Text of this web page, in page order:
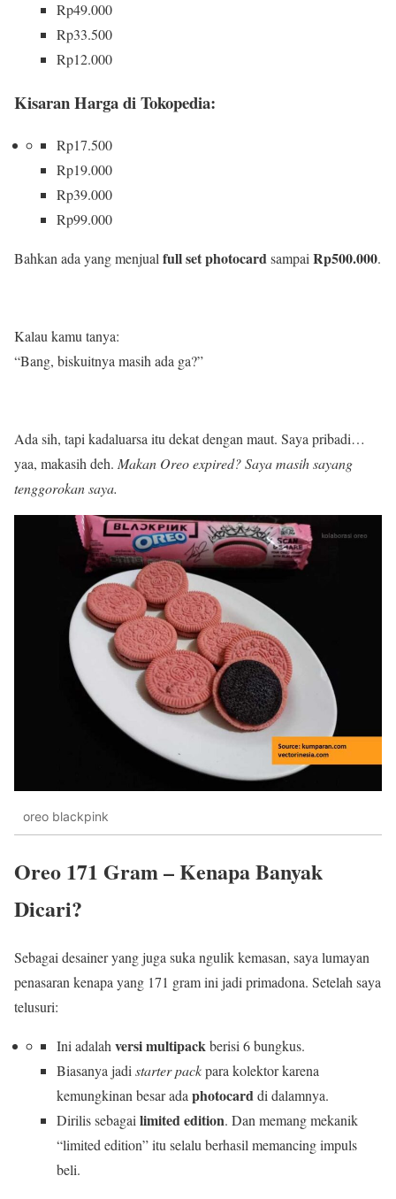
Rp49.000
Rp33.500
Rp12.000
Kisaran Harga di Tokopedia:
Rp17.500
Rp19.000
Rp39.000
Rp99.000
Bahkan ada yang menjualfull set photocardsampaiRp500.000.
Kalau kamu tanya:
“Bang, biskuitnya masih ada ga?”
Ada sih, tapi kadaluarsa itu dekat dengan maut. Saya pribadi…
yaa, makasih deh. Makan Oreo expired? Saya masih sayang
tenggorokan saya.
oreo blackpink
Oreo 171 Gram – Kenapa Banyak
Dicari?
Sebagai desainer yang juga suka ngulik kemasan, saya lumayan
penasaran kenapa yang 171 gram ini jadi primadona. Setelah saya
telusuri:
Ini adalah versi multipackberisi 6 bungkus.
Biasanya jadi starter packpara kolektor karena
kemungkinan besar ada photocarddi dalamnya.
Dirilis sebagai limited edition. Dan memang mekanik
“limited edition” itu selalu berhasil memancing impuls
beli.